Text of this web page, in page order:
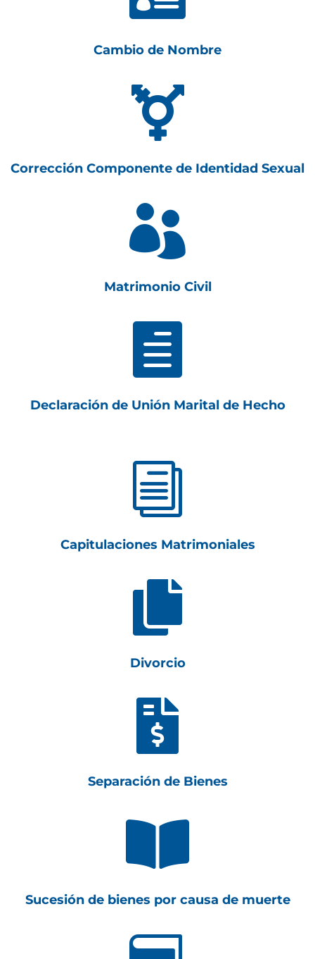
Cambio de Nombre

Corrección Componente de Identidad Sexual

Matrimonio Civil

Declaración de Unión Marital de Hecho
i
Capitulaciones Matrimoniales

Divorcio

Separación de Bienes

Sucesión de bienes por causa de muerte